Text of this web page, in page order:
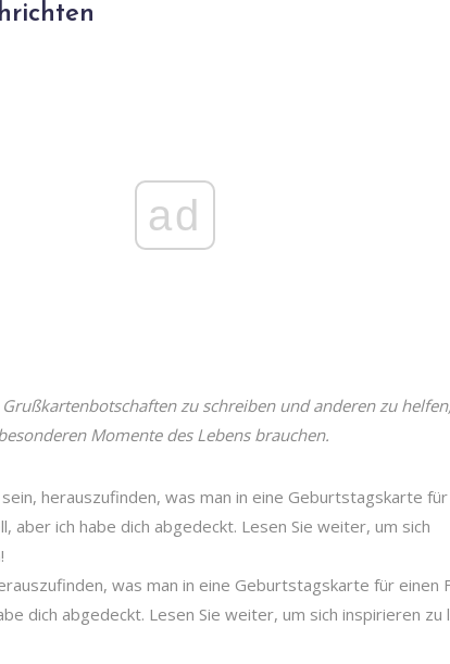
ad
zu schreiben und anderen zu
Momente des Lebens brauchen.
was man in eine Geburtstagskarte für einen
dich abgedeckt. Lesen Sie weiter, um sich inspirieren zu